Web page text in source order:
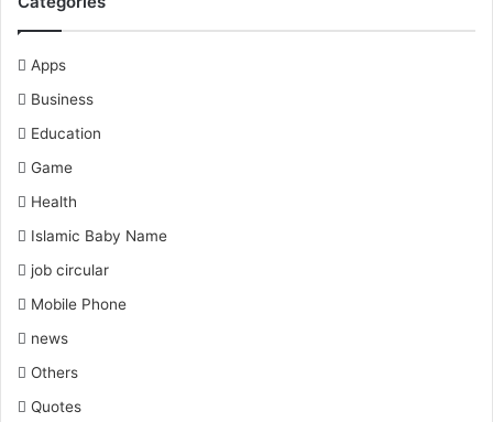
Apps
Business
Education
Game
Health
Islamic Baby Name
job circular
Mobile Phone
news
Others
Quotes